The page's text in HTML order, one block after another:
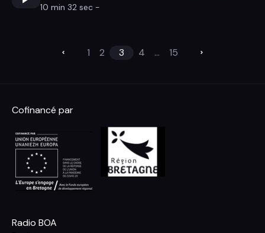
10 min 32 sec -
1 2 3 4 ... 15
Cofinancé par
Radio BOA